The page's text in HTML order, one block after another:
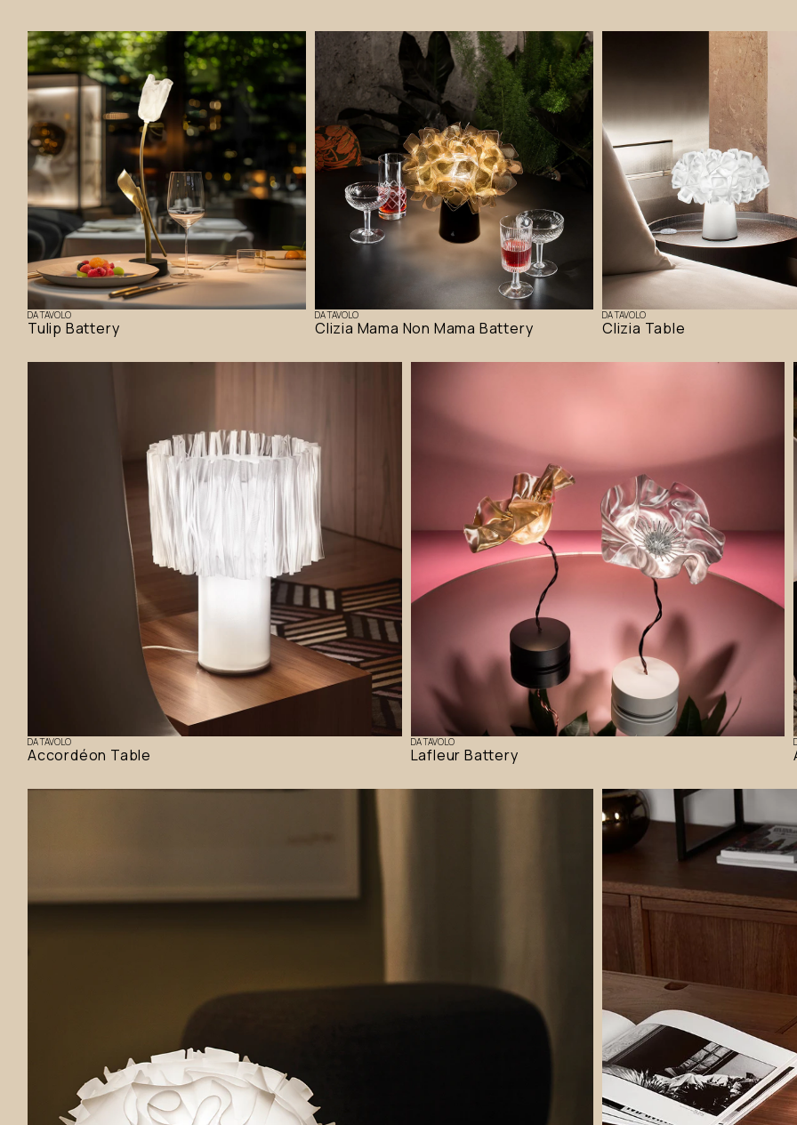
DA TAVOLO
Tulip Battery
DA TAVOLO
Clizia Mama Non Mama Battery
DA TAVOLO
Clizia Table
DA TAVOLO
Accordéon Table
DA TAVOLO
Lafleur Battery